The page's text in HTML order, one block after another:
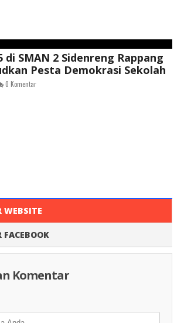
di SMAN 2 Sidenreng Rappang
Pesta Demokrasi Sekolah
0 Komentar
WEBSITE
Komentar